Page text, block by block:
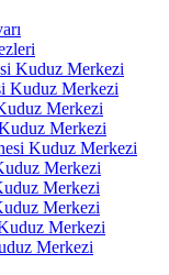
Kuduz Merkezi
Kuduz Merkezi
Merkezi
Merkezi
Kuduz Merkezi
Merkezi
Merkezi
Merkezi
Merkezi
Merkezi